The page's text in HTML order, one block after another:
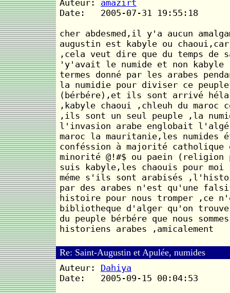
Auteur: amazirt
Date: 2005-07-31 19:55:18
cher abdesmed,il y'a aucun
augustin est kabyle ou
,cela veut dire que du temps
'y'avait le numide et non kabyle
termes donné par les arabes
la numidie pour diviser ce peuple
(bérbére),et ils sont arrivé
,kabyle chaoui ,chleuh du maroc
,ils sont un seul peuple ,la
l'invasion arabe englobait
maroc la mauritanie,les numides
conféssion à majorité
minorité @!#$ ou paein
suis kabyle,les chaouis pour moi
méme s'ils sont arabisés
par des arabes n'est qu'une
histoire pour nous tromper ,ce
bibliotheque d'alger qu'on
du peuple bérbére que nous
historiens arabes ,amicalement
Re: Saint-Augustin et Apulée, numides
Auteur: Dahiya
Date: 2005-09-15 00:04:53